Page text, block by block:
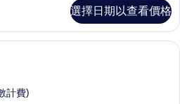
選擇日期以查看價格
客房, 1 張特大雙人床 | 客房內保險箱
計費)